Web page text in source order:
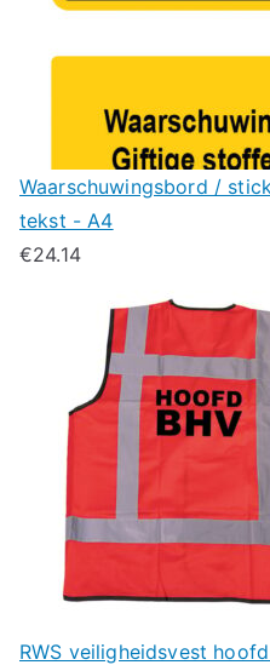
Waarschuwingsbord /
tekst - A4
€24.14
RWS veiligheidsvest